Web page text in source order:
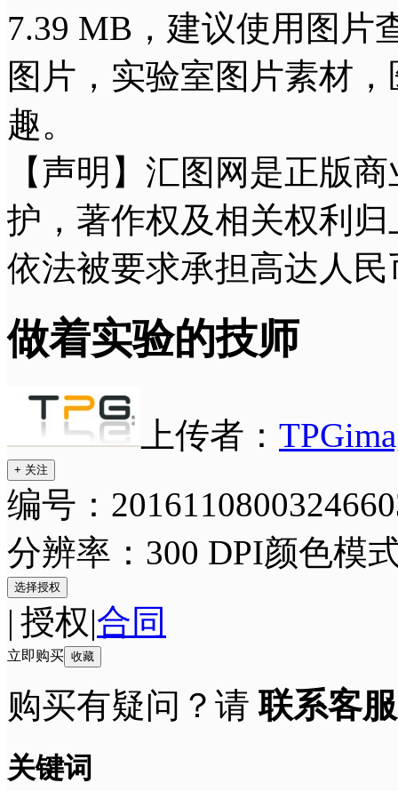
7.39 MB，建议使用图片
图片，实验室图片素材
趣。
【声明】汇图网是正版
护，著作权及相关权利
依法被要求承担高达人
做着实验的技师
上传者：
+ 关注
编号：
分辨率：300 DPI颜色模
选择授权
| 授权|合同
立即购买 收藏
购买有疑问？请联系客服
关键词